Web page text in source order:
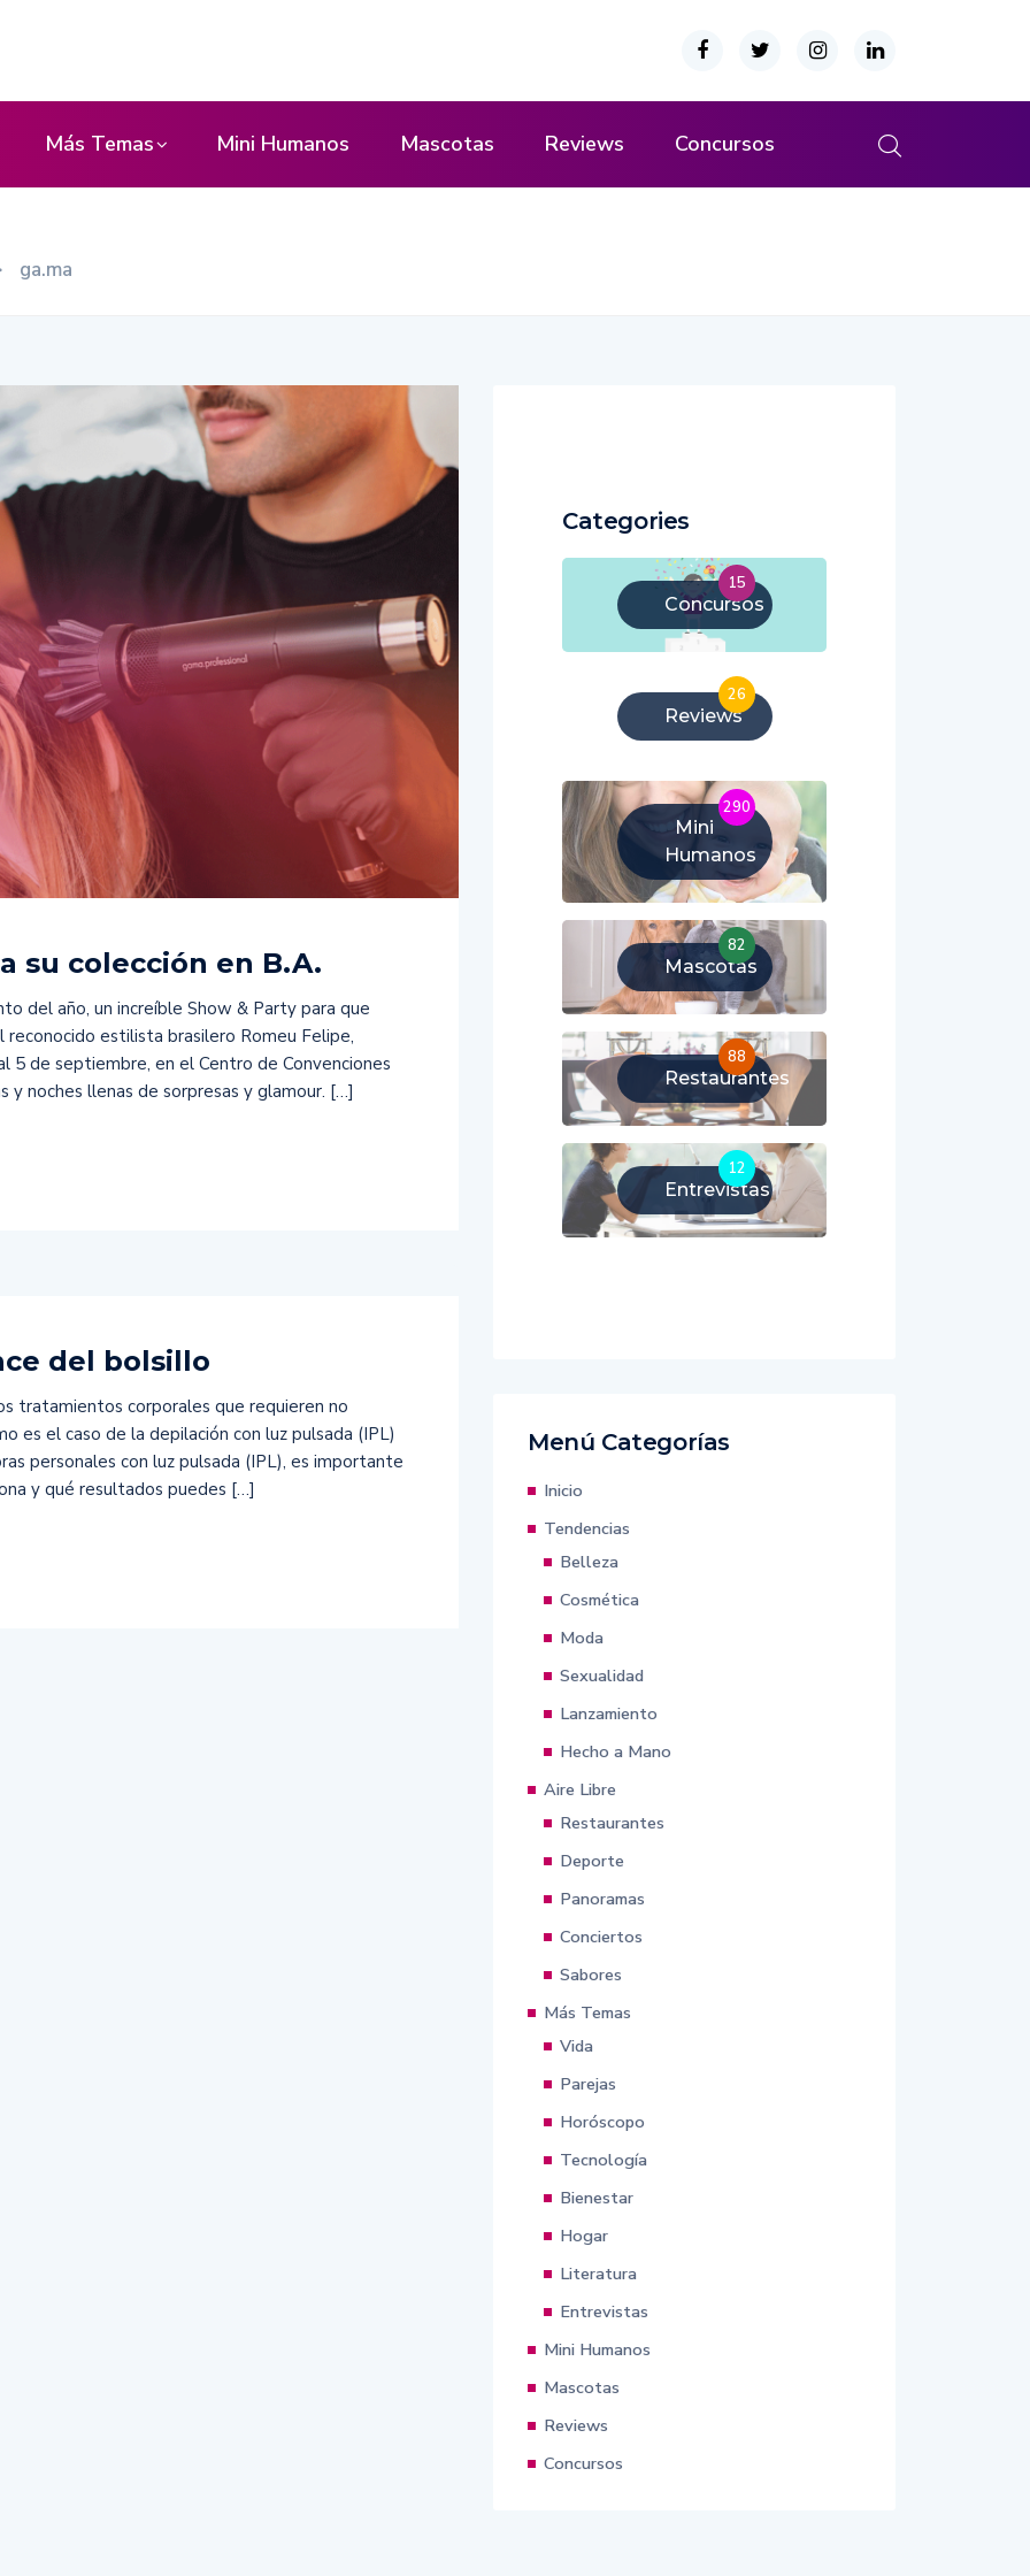
Más Temas Mini Humanos Mascotas Reviews Concursos
ga.ma
su colección en B.A.
del año, un increíble Show & Party para que
estilista brasilero Romeu Felipe,
5 de septiembre, en el Centro de Convenciones
y noches llenas de sorpresas y glamour. […]
del bolsillo
tratamientos corporales que requieren no
es el caso de la depilación con luz pulsada (IPL)
personales con luz pulsada (IPL), es importante
y qué resultados puedes […]
Categories
Concursos
15
Reviews
26
Mini
Humanos
290
Mascotas
82
Restaurantes
88
Entrevistas
12
Menú Categorías
Inicio
Tendencias
Belleza
Cosmética
Moda
Sexualidad
Lanzamiento
Hecho a Mano
Aire Libre
Restaurantes
Deporte
Panoramas
Conciertos
Sabores
Más Temas
Vida
Parejas
Horóscopo
Tecnología
Bienestar
Hogar
Literatura
Entrevistas
Mini Humanos
Mascotas
Reviews
Concursos